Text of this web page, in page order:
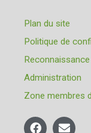
Plan du site
Politique de
Administration
Zone membres